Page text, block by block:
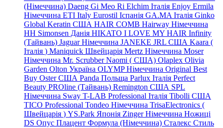
(Німеччина) Daeng Gi Meo Ri Elchim Італія Enjoy Ermila
Німеччина ETI Italy Eurostil Іспанія GA.MA Італія Ginko
Global Keratin США HAIR COMB Hairway Німеччина
HH Simonsen Данія HIKATO I LOVE MY HAIR Infinity
(Тайвань) Jaguar Німеччина JANEKE JRL США Kaara (
Італія ) Maniquick Швейцарія Mertz Німеччина Moser
Німеччина Mr. Scrubber Naomi ( США) Olaplex Olivia
Garden Olton Україна OLYMP Німеччина Original Best
Buy Oster США Panda Польща Parlux Італія Perfect
Beauty PROline (Тайвань) Remington США SPL
Німеччина Sway T-LAB Professional Італія Tibolli США
TICO Professional Tondeo Німеччина TrisaElectronics (
Швейцарія ) YS.Park Японія Zinger Німеччина Ножиці
DS Опус Плацент Формула (Німеччина) Сталекс Стиль